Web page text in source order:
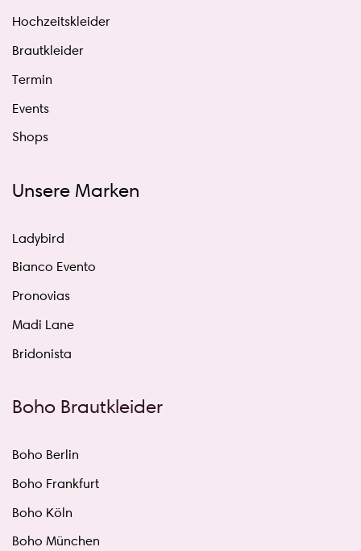
Hochzeitskleider
Brautkleider
Termin
Events
Shops
Unsere Marken
Ladybird
Bianco Evento
Pronovias
Madi Lane
Bridonista
Boho Brautkleider
Boho Berlin
Boho Frankfurt
Boho Köln
Boho München